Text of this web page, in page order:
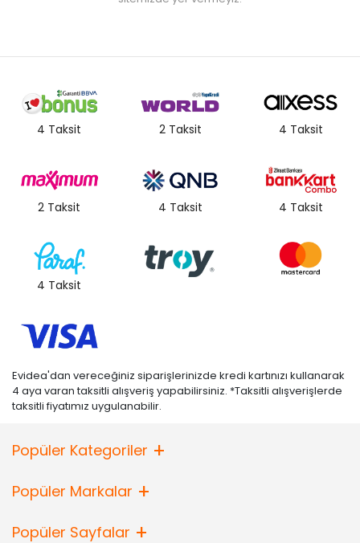
4 Taksit 2 Taksit 4 Taksit
2 Taksit 4 Taksit 4 Taksit
4 Taksit
Evidea'dan vereceğiniz siparişlerinizde kredi kartınızı kullanarak
4 aya varan taksitli alışveriş yapabilirsiniz. *Taksitli alışverişlerde
taksitli fiyatımız uygulanabilir.
Popüler Kategoriler
Popüler Markalar
Popüler Sayfalar